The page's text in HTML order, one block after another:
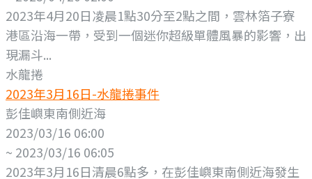
2023年4月20日凌晨1點30分至2點之間，雲林箔子寮
港區沿海一帶，受到一個迷你超級單體風暴的影響，出
現漏斗...
水龍捲
2023年3月16日-水龍捲事件
彭佳嶼東南側近海
2023/03/16 06:00
~ 2023/03/16 06:05
2023年3月16日清晨6點多，在彭佳嶼東南側近海發生